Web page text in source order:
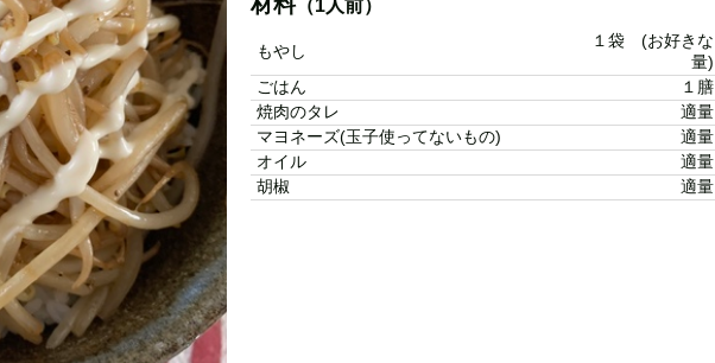
（1人前）
もやし
１袋 (お好きな
量)
ごはん
１膳
焼肉のタレ
適量
マヨネーズ(玉子使ってないもの)
適量
オイル
適量
胡椒
適量